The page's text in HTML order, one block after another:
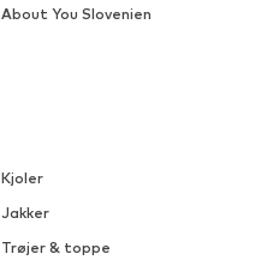
Kjoler
Jakker
Trøjer & toppe
About You Slovenien